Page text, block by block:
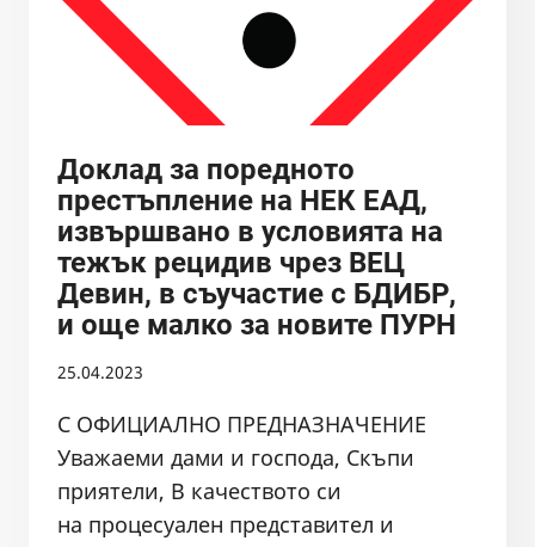
Доклад за поредното
престъпление на НЕК ЕАД,
извършвано в условията на
тежък рецидив чрез ВЕЦ
Девин, в съучастие с БДИБР,
и още малко за новите ПУРН
25.04.2023
С ОФИЦИАЛНО ПРЕДНАЗНАЧЕНИЕ
Уважаеми дами и господа, Скъпи
приятели, В качеството си
на процесуален представител и